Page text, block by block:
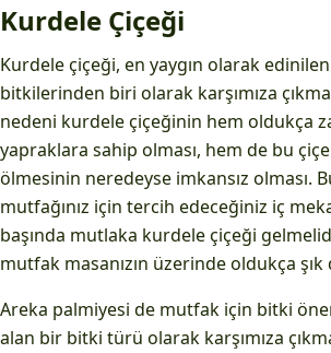
Kurdele Çiçeği
Kurdele çiçeği, en yaygın olarak
bitkilerinden biri olarak karşımıza
nedeni kurdele çiçeğinin hem oldukça
yapraklara sahip olması, hem de bu
ölmesinin neredeyse imkansız olması.
mutfağınız için tercih edeceğiniz iç
başında mutlaka kurdele çiçeği
mutfak masanızın üzerinde oldukça şık
Areka palmiyesi de mutfak için bitki
alan bir bitki türü olarak karşımıza